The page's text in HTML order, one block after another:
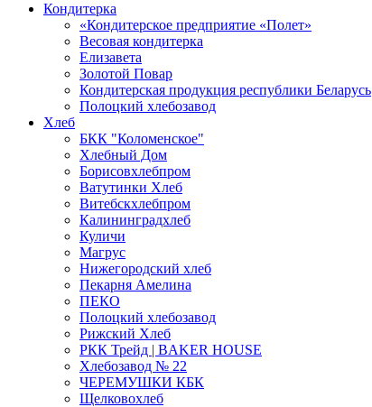
Кондитерка
«Кондитерское предприятие «Полет»
Весовая кондитерка
Елизавета
Золотой Повар
Кондитерская продукция республики Беларусь
Полоцкий хлебозавод
Хлеб
БКК "Коломенское"
Хлебный Дом
Борисовхлебпром
Ватутинки Хлеб
Витебскхлебпром
Калининградхлеб
Куличи
Магрус
Нижегородский хлеб
Пекарня Амелина
ПЕКО
Полоцкий хлебозавод
Рижский Хлеб
РКК Трейд | BAKER HOUSE
Хлебозавод № 22
ЧЕРЕМУШКИ КБК
Щелковохлеб